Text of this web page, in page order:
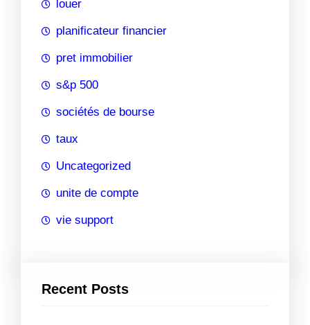
louer
planificateur financier
pret immobilier
s&p 500
sociétés de bourse
taux
Uncategorized
unite de compte
vie support
Recent Posts